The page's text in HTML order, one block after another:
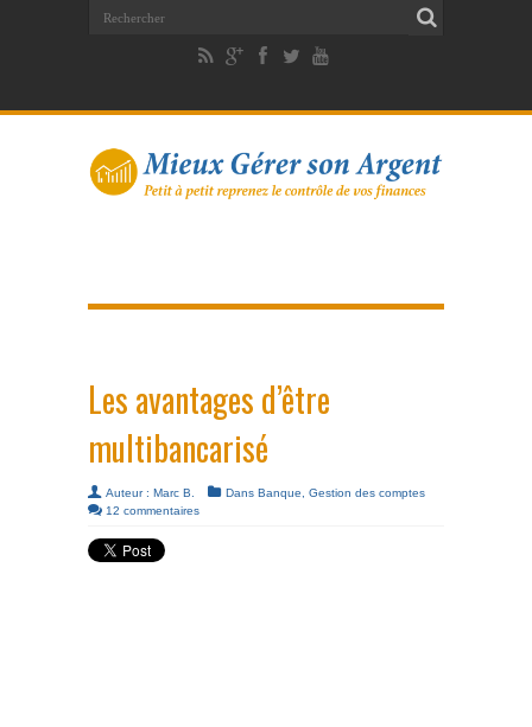
Les avantages d’être
multibancarisé
Auteur : Marc B. Dans Banque
Gestion des comptes
12 commentaires